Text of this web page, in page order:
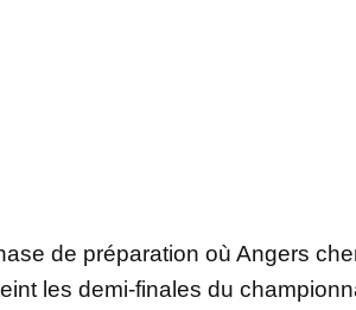
de préparation où Angers
les demi-finales du